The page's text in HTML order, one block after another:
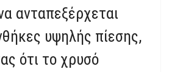
ανταπεξέρχεται
υψηλής πίεσης,
ότι το χρυσό